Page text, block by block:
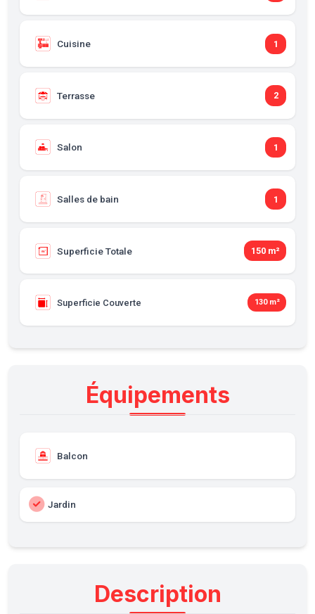
Cuisine 1
Terrasse 2
Salon 1
Salles de bain 1
Superficie Totale 150 m²
Superficie Couverte 130 m²
Équipements
Balcon
Jardin
Description